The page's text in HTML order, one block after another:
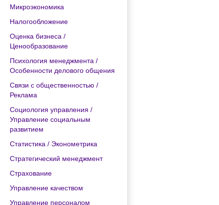
Микроэкономика
Налогообложение
Оценка бизнеса /
Ценообразование
Психология менеджмента /
Особенности делового общения
Связи с общественностью /
Реклама
Социология управления /
Управление социальным
развитием
Статистика / Эконометрика
Стратегический менеджмент
Страхование
Управление качеством
Управление персоналом